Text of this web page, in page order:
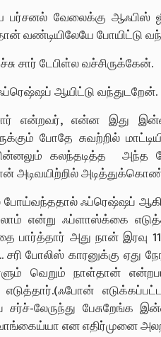
பர்சனல் வேலைக்கு ஆஃபிஸ்
வண்டியிலேயே போயிட்டு
சார் டேபிள்ல வச்சிருக்கேன்.
ஆயிட்டு வந்துடறேன்.
என்றவர், என்ன இது
போதே சுவற்றில்
கலந்தடித்த அந்த
அடிவயிற்றில்
போய்வந்ததால் ஃப்ரெஷ்ஷப் ஆகி
என்று ஃப்ளாஸ்க்கை
பார்த்தார் அது நான் இரவு
சரி போலிஸ் காரனுக்கு ஏது
வெறும் நாள்தான்
சர்ச்-லேருந்து
என எதிர்முனை